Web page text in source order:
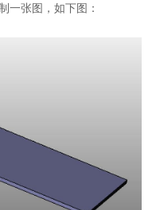
一张图，如下图：